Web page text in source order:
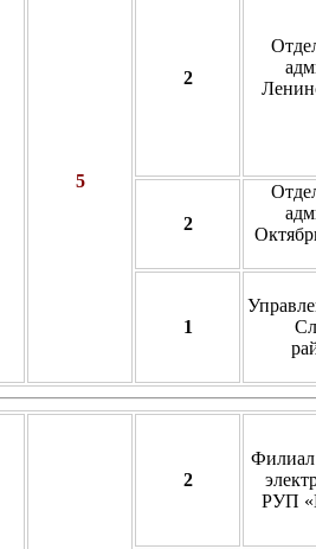
5
2
2
1
2
Филиал
РУП